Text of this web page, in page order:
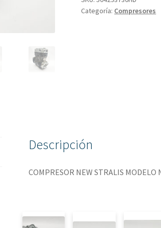
Categoría: Compresores
Descripción
COMPRESOR NEW STRALIS MODELO